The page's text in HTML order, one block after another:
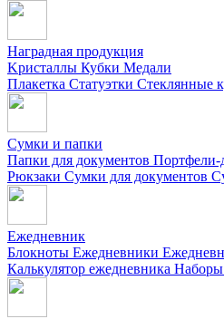
Наградная продукция
Kристаллы Кубки Медали
Плакетка Статуэтки Стеклянные
Сумки и папки
Папки для документов
Рюкзаки Сумки для документов
Ежедневник
Блокноты Ежедневники
Калькулятор ежедневника Наборы